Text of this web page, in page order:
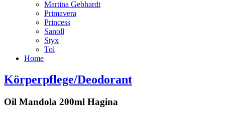
Martina Gebhardt
Primavera
Princess
Sanoll
Styx
Tol
Home
Körperpflege/Deodorant
Oil Mandola 200ml Hagina